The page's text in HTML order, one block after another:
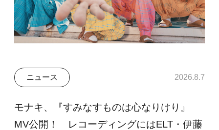
ニュース 2026.8.7
モナキ、『すみなすものは心なりけり』
MV公開！ レコーディングにはELT・伊藤